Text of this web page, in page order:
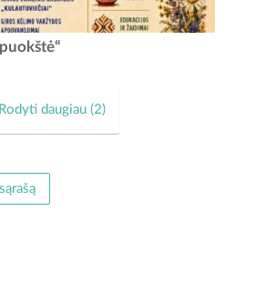
15-ąją bus gera proga padėti
Rodyti daugiau (2)